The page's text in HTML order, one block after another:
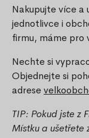
Nakupujte více a
jednotlivce i
firmu, máme pro
Nechte si
Objednejte si
adrese
TIP: Pokud jste z
Místku a ušetřete